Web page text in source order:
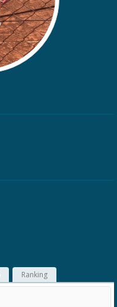
Ranking